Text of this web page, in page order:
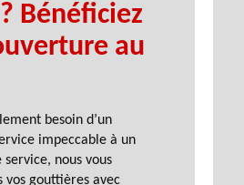
Bénéficiez
au
besoin d’un
impeccable à un
nous vous
vos gouttières avec